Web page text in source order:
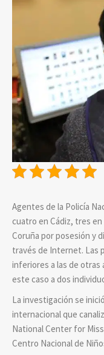
Agentes de la Policía
cuatro en Cádiz, tres
Coruña por posesión y
través de Internet. Las
inferiores a las de
este caso a dos
La investigación se
internacional que
National Center for
Centro Nacional de